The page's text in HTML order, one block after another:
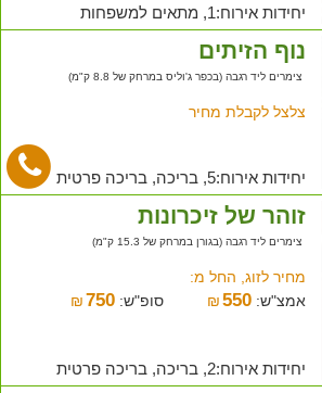
יחידות אירוח:1, מתאים למשפחות
נוף הזיתים
צימרים ליד רגבה (בכפר ג'וליס במרחק של 8.8 ק"מ)
צלצל לקבלת מחיר
יחידות אירוח:5, בריכה, בריכה פרטית
זוהר של זיכרונות
צימרים ליד רגבה (בגורן במרחק של 15.3 ק"מ)
מחיר לזוג, החל מ:
אמצ"ש:
₪550 סופ"ש: ₪ 750
יחידות אירוח:2, בריכה, בריכה פרטית